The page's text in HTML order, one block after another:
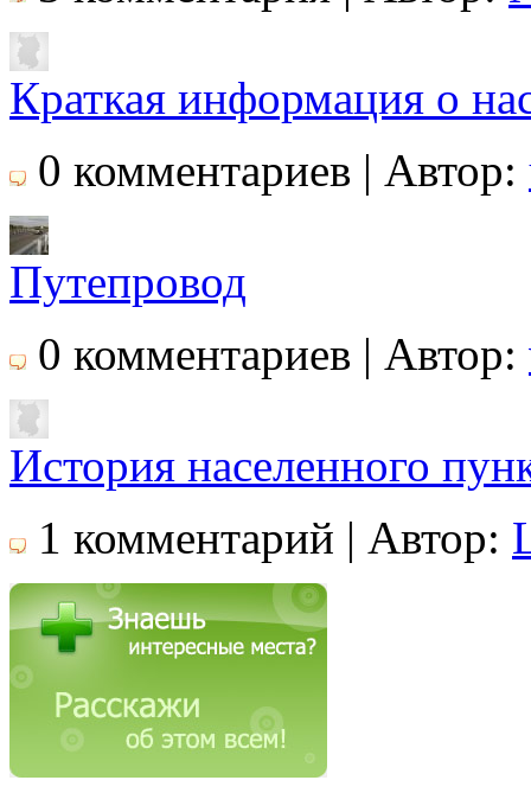
Краткая информация о
0 комментариев | Автор:
Путепровод
0 комментариев | Автор:
История населенного
1 комментарий | Автор: